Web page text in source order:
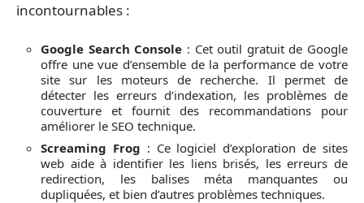
incontournables :
Google Search Console : Cet outil gratuit de Google
offre une vue d’ensemble de la performance de votre
site sur les moteurs de recherche. Il permet de
détecter les erreurs d’indexation, les problèmes de
couverture et fournit des recommandations pour
améliorer le SEO technique.
Screaming Frog : Ce logiciel d’exploration de sites
web aide à identifier les liens brisés, les erreurs de
redirection, les balises méta manquantes ou
dupliquées, et bien d’autres problèmes techniques.